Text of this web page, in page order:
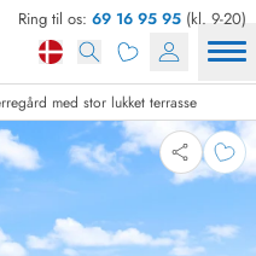
Ring til os: 69 16 95 95 (kl. 9-20)
med stor lukket terrasse